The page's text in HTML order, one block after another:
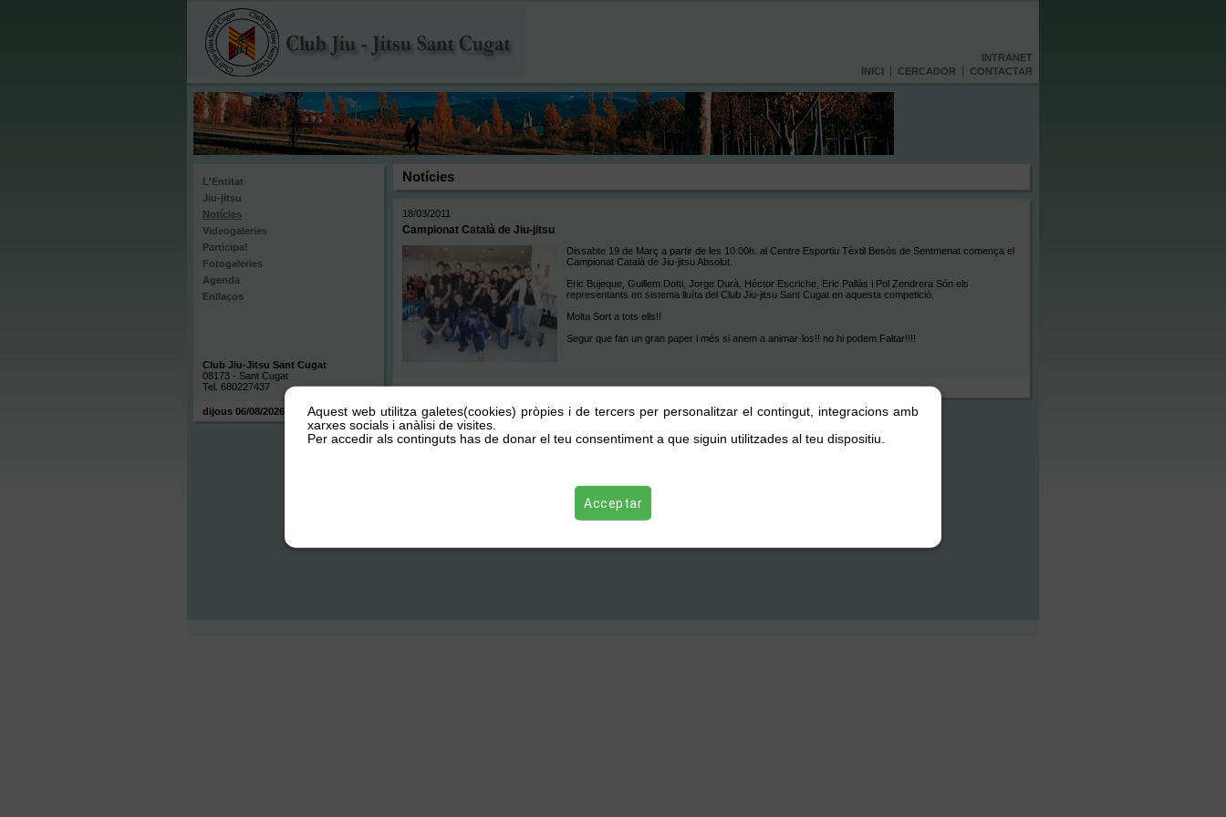
INTRANET
INICI
CERCADOR CONTACTAR
L'Entitat
Jiu-jitsu
Notícies
Videogaleries
Participa!
Fotogaleries
Agenda
Enllaços
Club Jiu-Jitsu Sant Cugat
08173 - Sant Cugat
Tel. 680227437
dijous 06/08/2026
Notícies
18/03/2011
Campionat Català de Jiu-jitsu
Dissabte 19 de Març a partir de les 10:00h. al Centre Esportiu Tèxtil Besòs de Sentmenat comença el
Campionat Català de Jiu-jitsu Absolut.
Eric Bujeque, Guillem Dotti, Jorge Durà, Héctor Escriche, Eric Pallàs i Pol Zendrera Són els
representants en sistema lluíta del Club Jiu-jitsu Sant Cugat en aquesta competició.
Molta Sort a tots ells!!
Segur que fan un gran paper i més si anem a animar-los!! no hi podem Faltar!!!!
Aquest web utilitza galetes(cookies) pròpies i de tercers per personalitzar el contingut, integracions amb
xarxes socials i anàlisi de visites.
Per accedir als continguts has de donar el teu consentiment a que siguin utilitzades al teu dispositiu.
Acceptar